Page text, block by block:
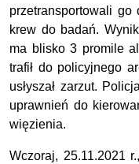
przetransportowali
krew do badań.
ma blisko 3 promile
trafił do policyjnego
usłyszał zarzut.
uprawnień do
więzienia.
Wczoraj, 25.11.2021